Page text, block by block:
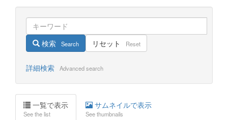
検索 Search リセット Reset
詳細検索 Advanced search
一覧で表示
See the list
サムネイルで表示
See thumbnails